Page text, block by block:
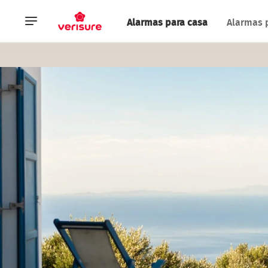
Navegación
Alarmas para casa Alarmas